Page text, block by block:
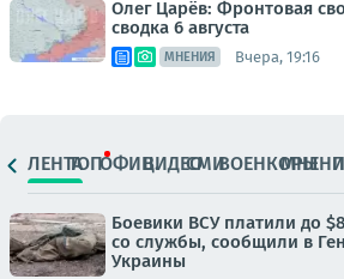
Олег Царёв: Фронтовая
сводка 6 августа
МНЕНИЯ Вчера, 19:16
ЛЕНТАТОПОФИЦ.ВИДЕОСМИВОЕНКОРЫ
Боевики ВСУ платили до
со службы, сообщили в
Украины